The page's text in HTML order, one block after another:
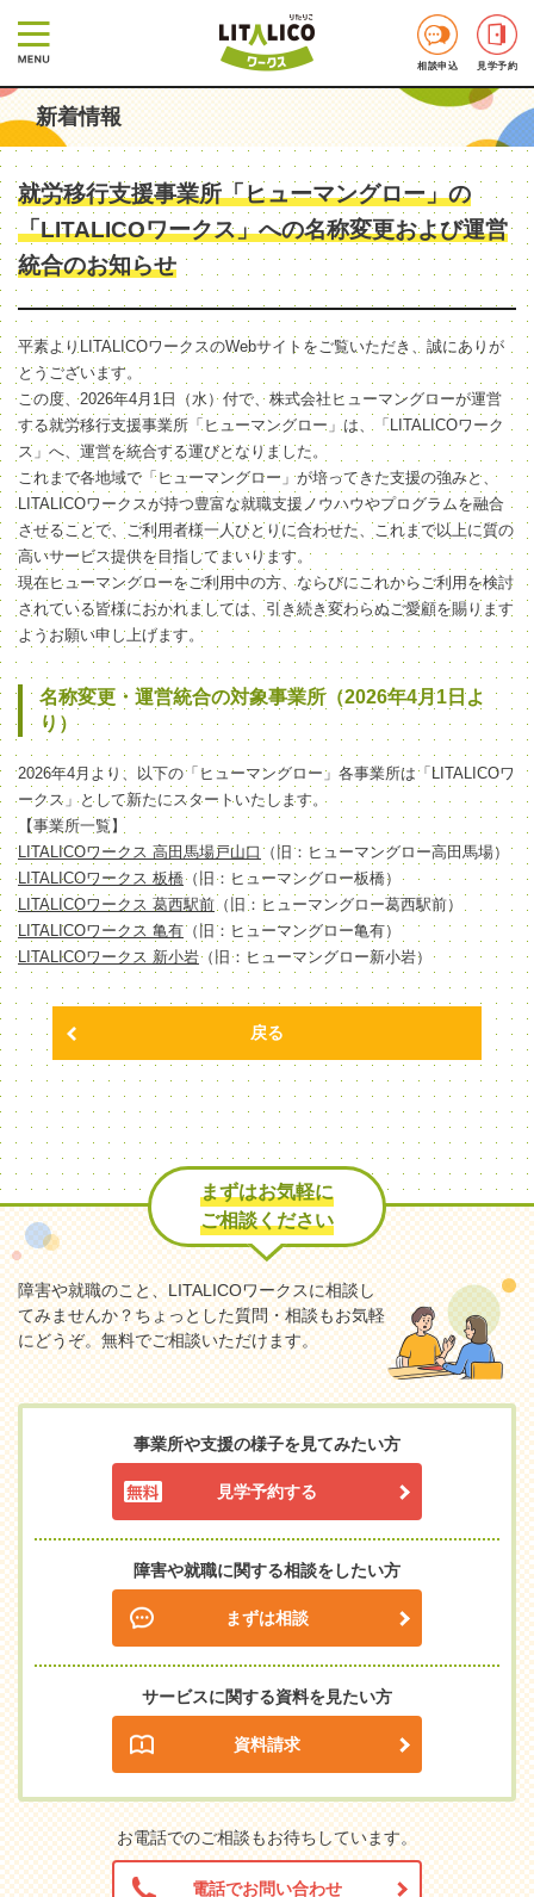
相談申込 見学予約
新着情報
就労移行支援事業所「ヒューマングロー」の
「LITALICOワークス」への名称変更および運営
統合のお知らせ
平素よりLITALICOワークスのWebサイトをご覧いただき、誠にありが
とうございます。
この度、2026年4月1日（水）付で、株式会社ヒューマングローが運営
する就労移行支援事業所「ヒューマングロー」は、「LITALICOワーク
ス」へ、運営を統合する運びとなりました。
これまで各地域で「ヒューマングロー」が培ってきた支援の強みと、
LITALICOワークスが持つ豊富な就職支援ノウハウやプログラムを融合
させることで、ご利用者様一人ひとりに合わせた、これまで以上に質の
高いサービス提供を目指してまいります。
現在ヒューマングローをご利用中の方、ならびにこれからご利用を検討
されている皆様におかれましては、引き続き変わらぬご愛顧を賜ります
ようお願い申し上げます。
名称変更・運営統合の対象事業所（2026年4月1日よ
り）
2026年4月より、以下の「ヒューマングロー」各事業所は「LITALICOワ
ークス」として新たにスタートいたします。
【事業所一覧】
LITALICOワークス 高田馬場戸山口 （旧：ヒューマングロー高田馬場）
LITALICOワークス 板橋（旧：ヒューマングロー板橋）
LITALICOワークス 葛西駅前 （旧：ヒューマングロー葛西駅前）
LITALICOワークス 亀有（旧：ヒューマングロー亀有）
LITALICOワークス 新小岩（旧：ヒューマングロー新小岩）
戻る
まずはお気軽に
ご相談ください
障害や就職のこと、LITALICOワークスに相談し
てみませんか？ちょっとした質問・相談もお気軽
にどうぞ。無料でご相談いただけます。
事業所や支援の様子を見てみたい方
見学予約する
障害や就職に関する相談をしたい方
まずは相談
サービスに関する資料を見たい方
資料請求
お電話でのご相談もお待ちしています。
電話でお問い合わせ